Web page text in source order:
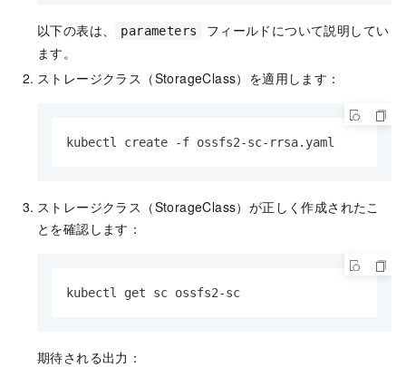
以下の表は、 parameters
フィールドについて説明してい
ます。
ストレージクラス（StorageClass）を適用します：
kubectl create -f ossfs2-sc-rrsa.yaml
ストレージクラス（StorageClass）が正しく作成されたこ
とを確認します：
kubectl get sc ossfs2-sc
期待される出力：